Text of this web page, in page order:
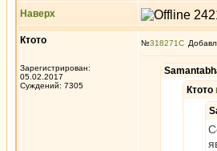
Наверх
Ктото
Зарегистрирован:
05.02.2017
Суждений: 7305
№318271
Ктото